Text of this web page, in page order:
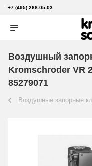
+7 (495) 268-05-03
Воздушный
Kromschroder VR
85279071
Воздушные запорные